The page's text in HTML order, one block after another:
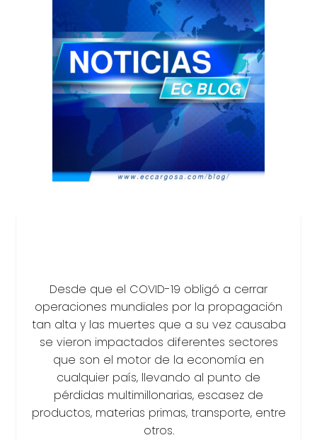
Desde que el COVID-19 obligó a cerrar
operaciones mundiales por la propagación
tan alta y las muertes que a su vez causaba
se vieron impactados diferentes sectores
que son el motor de la economía en
cualquier país, llevando al punto de
pérdidas multimillonarias, escasez de
productos, materias primas, transporte, entre
otros.